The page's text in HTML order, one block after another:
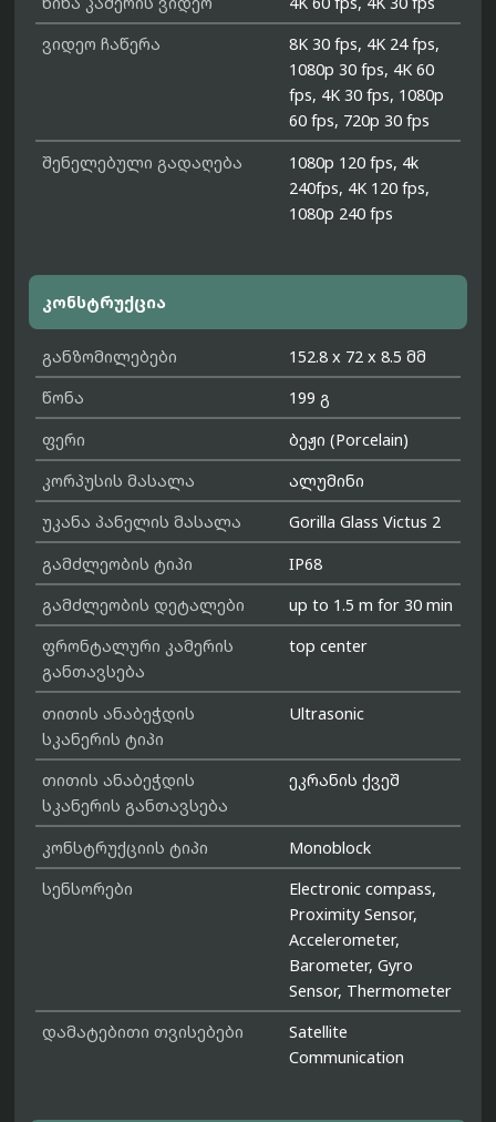
ვიდეო ჩაწერა
8K 30 fps, 4K 24 fps,
1080p 30 fps, 4K 60
fps, 4K 30 fps, 1080p
60 fps, 720p 30 fps
შენელებული გადაღება
1080p 120 fps, 4k
240fps, 4K 120 fps,
1080p 240 fps
კონსტრუქცია
განზომილებები
152.8 x 72 x 8.5 მმ
წონა
199 გ
ფერი
ბეჟი (Porcelain)
კორპუსის მასალა
ალუმინი
უკანა პანელის მასალა
Gorilla Glass Victus 2
გამძლეობის ტიპი
IP68
გამძლეობის დეტალები
up to 1.5 m for 30 min
ფრონტალური კამერის
განთავსება
top center
თითის ანაბეჭდის
სკანერის ტიპი
Ultrasonic
თითის ანაბეჭდის
სკანერის განთავსება
ეკრანის ქვეშ
კონსტრუქციის ტიპი
Monoblock
სენსორები
Electronic compass,
Proximity Sensor,
Accelerometer,
Barometer, Gyro
Sensor, Thermometer
დამატებითი თვისებები
Satellite
Communication